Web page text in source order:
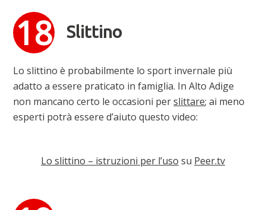
Slittino
Lo slittino è probabilmente lo sport invernale più
adatto a essere praticato in famiglia. In Alto Adige
non mancano certo le occasioni perslittare; ai meno
esperti potrà essere d’aiuto questo video:
Lo slittino – istruzioni per l’uso su Peer.tv